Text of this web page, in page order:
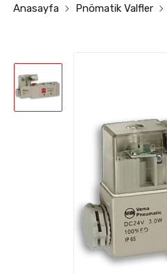
Anasayfa Pnömatik Valfler